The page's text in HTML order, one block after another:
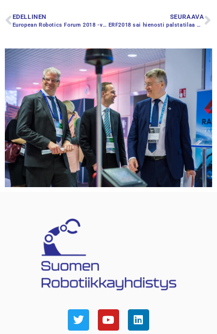
EDELLINEN
European Robotics Forum 2018 -vuoden merkittävin robotiikkatapahtuma Suomessa
SEURAAVA
ERF2018 sai hienosti palstatilaa mediassa